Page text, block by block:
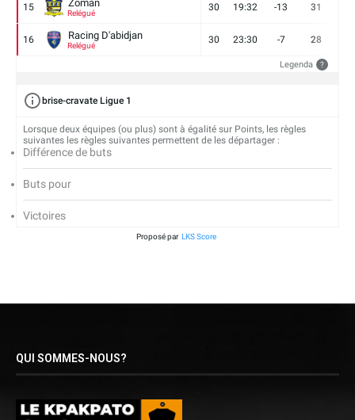
15 Zoman
Relégué
30 19:32 -13 31
16 Racing D'abidjan
Relégué
30 23:30 -7 28
Legenda ?
brise-cravate Ligue 1
Lorsque deux équipes (ou plus) sont à égalité sur Points, les règles
suivantes les règles suivantes permettent de les départager :
Différence de buts
Buts pour
Victoires
Proposé par LKS Score
QUI SOMMES-NOUS?